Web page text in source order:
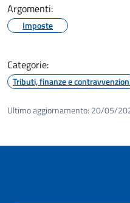
Argomenti:
Imposte
Categorie:
Tributi, finanze e
Ultimo aggiornamento: 20/05/